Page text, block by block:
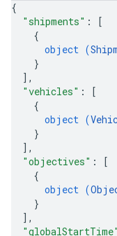
{
"shipments" :
[
{
object (
}
] ,
"vehicles" :
[
{
object (
}
] ,
"objectives" :
[
{
object (
}
] ,
"globalStartTime"